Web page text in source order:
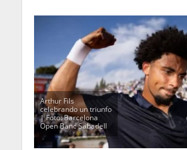
Arthur Fils
celebrando un triunfo
| Foto: Barcelona
Open Banc Sabadell